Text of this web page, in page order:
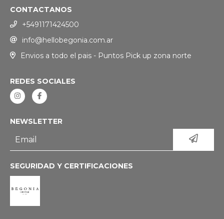
CONTACTANOS
+5491171424500
info@hellobegonia.com.ar
Envios a todo el pais - Puntos Pick up zona norte
REDES SOCIALES
NEWSLETTER
SEGURIDAD Y CERTIFICACIONES